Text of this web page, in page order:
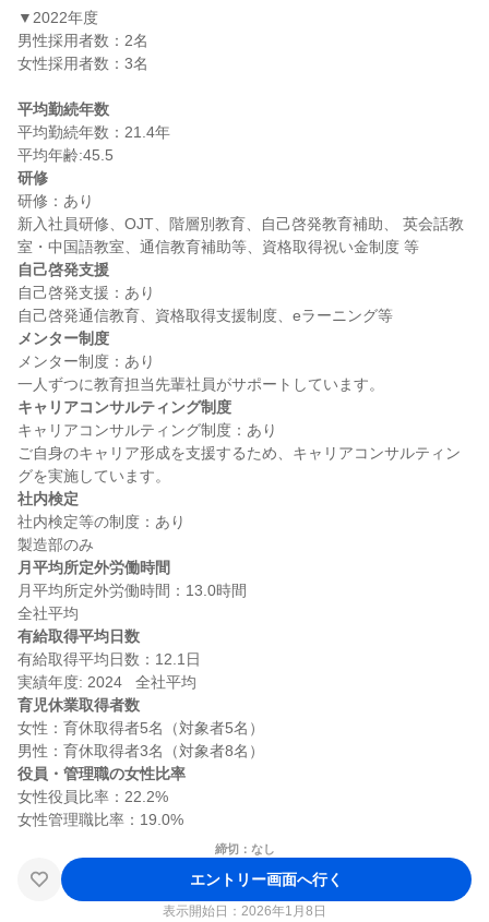
▼2022年度
男性採用者数：2名
女性採用者数：3名
平均勤続年数
平均勤続年数：21.4年
研修
研修：あり
新入社員研修、OJT、階層別教育、自己啓発教育補助、 英会話教
自己啓発支援
自己啓発支援：あり
メンター制度
メンター制度：あり
キャリアコンサルティング制度
キャリアコンサルティング制度：あり
ご自身のキャリア形成を支援するため、キャリアコンサルティン
社内検定
社内検定等の制度：あり
月平均所定外労働時間
月平均所定外労働時間：13.0時間
有給取得平均日数
有給取得平均日数：12.1日
育児休業取得者数
女性：育休取得者5名（対象者5名）
役員・管理職の女性比率
女性役員比率：22.2%
締切：なし
エントリー画面へ行く
表示開始日：2026年1月8日